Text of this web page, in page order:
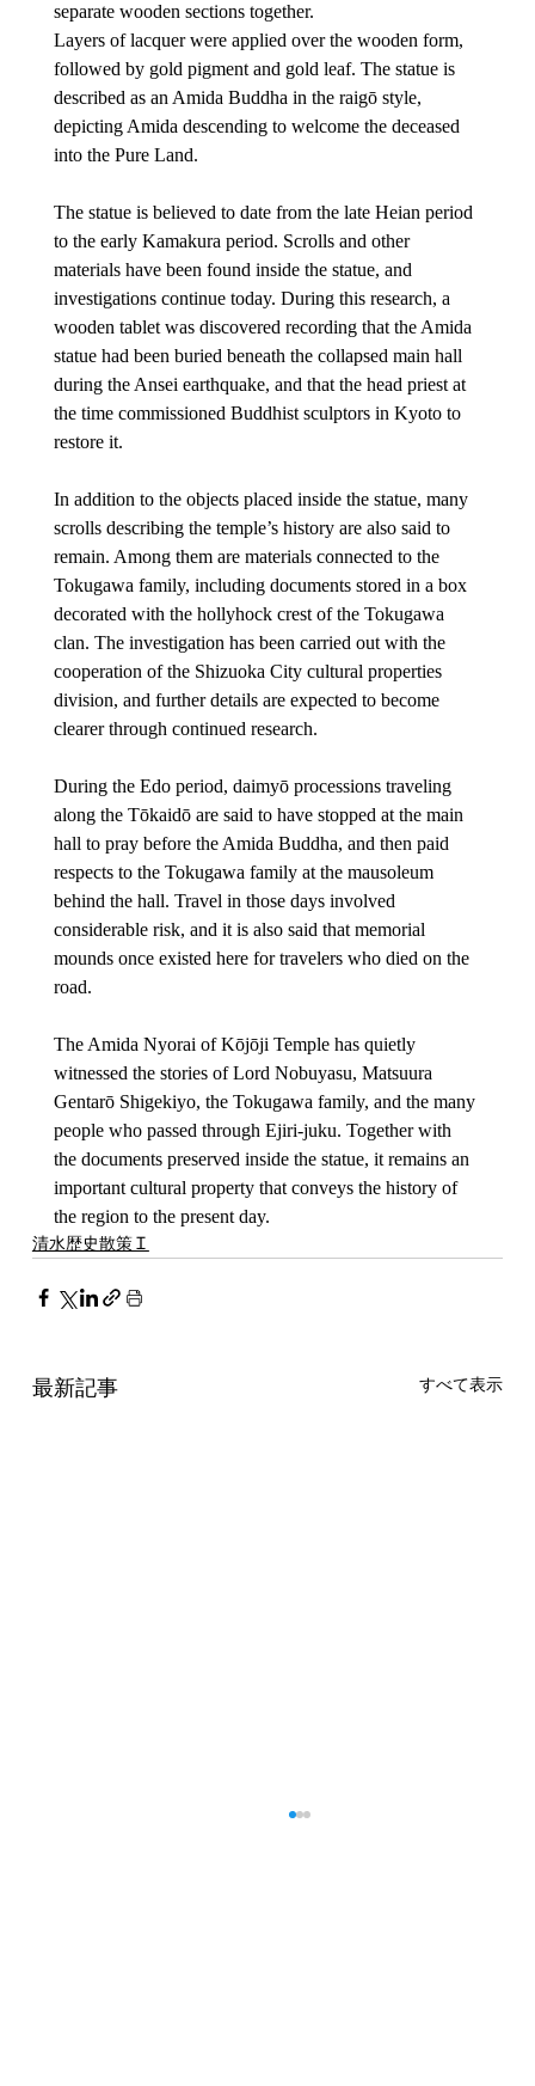
separate wooden sections together.
Layers of lacquer were applied over the wooden form,
followed by gold pigment and gold leaf. The statue is
described as an Amida Buddha in the raigō style,
depicting Amida descending to welcome the deceased
into the Pure Land.
The statue is believed to date from the late Heian period
to the early Kamakura period. Scrolls and other
materials have been found inside the statue, and
investigations continue today. During this research, a
wooden tablet was discovered recording that the Amida
statue had been buried beneath the collapsed main hall
during the Ansei earthquake, and that the head priest at
the time commissioned Buddhist sculptors in Kyoto to
restore it.
In addition to the objects placed inside the statue, many
scrolls describing the temple’s history are also said to
remain. Among them are materials connected to the
Tokugawa family, including documents stored in a box
decorated with the hollyhock crest of the Tokugawa
clan. The investigation has been carried out with the
cooperation of the Shizuoka City cultural properties
division, and further details are expected to become
clearer through continued research.
During the Edo period, daimyō processions traveling
along the Tōkaidō are said to have stopped at the main
hall to pray before the Amida Buddha, and then paid
respects to the Tokugawa family at the mausoleum
behind the hall. Travel in those days involved
considerable risk, and it is also said that memorial
mounds once existed here for travelers who died on the
road.
The Amida Nyorai of Kōjōji Temple has quietly
witnessed the stories of Lord Nobuyasu, Matsuura
Gentarō Shigekiyo, the Tokugawa family, and the many
people who passed through Ejiri-juku. Together with
the documents preserved inside the statue, it remains an
important cultural property that conveys the history of
the region to the present day.
清水歴史散策Ｉ
最新記事 すべて表示